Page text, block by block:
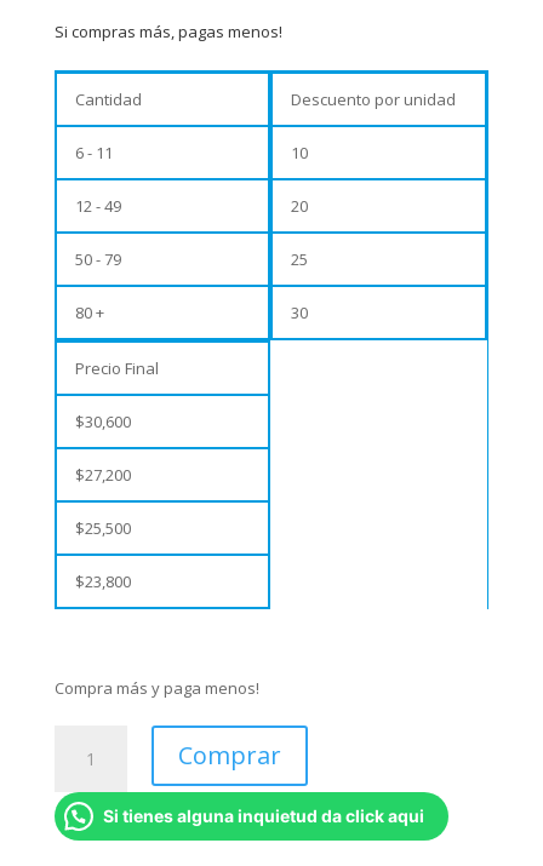
Si compras más, pagas menos!
Cantidad
6 - 11
12 - 49
50 - 79
80 +
Descuento por unidad
10
20
25
30
Precio Final
$30,600
$27,200
$25,500
$23,800
Compra más y paga menos!
mágico
Para
Mamá
Comprar
Si tienes alguna inquietud da click aqui